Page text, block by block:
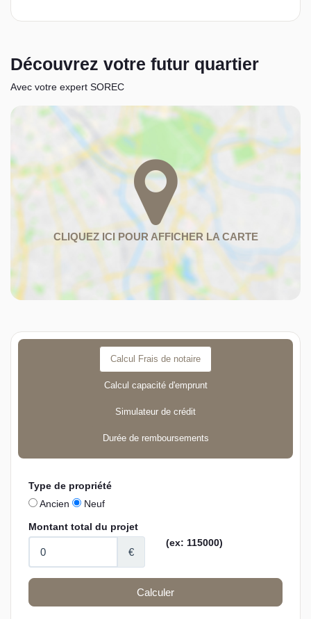
Découvrez votre futur quartier
Avec votre expert SOREC
Calcul Frais de notaire
Calcul capacité d'emprunt
Simulateur de crédit
Durée de remboursements